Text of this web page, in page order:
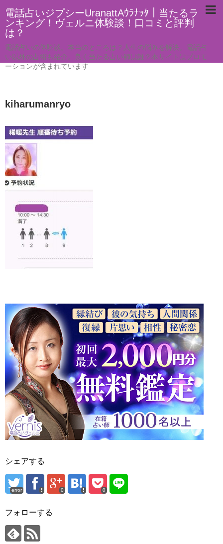
電話占いジプシーUranattAｳﾗﾅｯﾀ｜当たるラ
ンキング！ヴェルニ体験談！口コミと評判
は？
電話占いの体験談。本当のところは？人生の悩みを解決。電話占
い以外の占術も紹介。良く当たる占い師は誰？本サイトはプロモ
ーションが含まれています
kiharumanryo
シェアする
error 0 0
フォローする